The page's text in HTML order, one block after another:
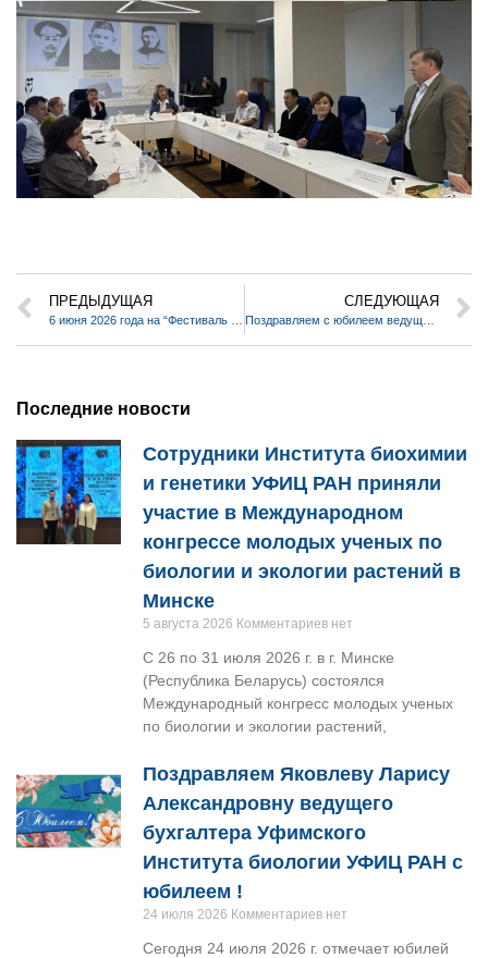
ПРЕДЫДУЩАЯ СЛЕДУЮЩАЯ
Последние новости
Сотрудники Института биохимии
и генетики УФИЦ РАН приняли
участие в Международном
конгрессе молодых ученых по
биологии и экологии растений в
Минске
5 августа 2026 Комментариев нет
С 26 по 31 июля 2026 г. в г. Минске
(Республика Беларусь) состоялся
Международный конгресс молодых ученых
по биологии и экологии растений,
Поздравляем Яковлеву Ларису
Александровну ведущего
бухгалтера Уфимского
Института биологии УФИЦ РАН с
юбилеем !
24 июля 2026 Комментариев нет
Сегодня 24 июля 2026 г. отмечает юбилей